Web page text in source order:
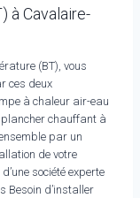
à Cavalaire-
(BT), vous
ces deux
à chaleur air-eau
chauffant à
par un
de votre
société experte
Besoin d’installer